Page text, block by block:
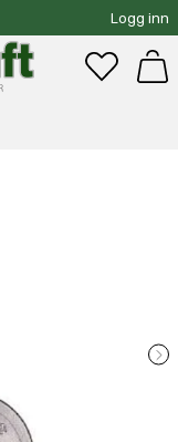
Logg inn